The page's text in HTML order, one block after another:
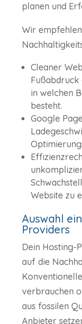
planen und
Wir
Cleaner
in welchen
besteht.
Google
Website zu
Auswahl
Providers
Dein Hosting-
auf die
verbrauchen
aus fossilen
Anbieter